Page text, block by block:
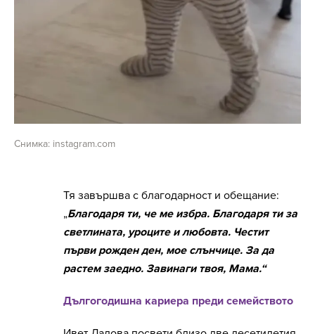
Снимка: instagram.com
Тя завършва с благодарност и обещание:
„Благодаря ти, че ме избра. Благодаря ти за
светлината, уроците и любовта. Честит
първи рожден ден, мое слънчице. За да
растем заедно. Завинаги твоя, Мама.“
Дългогодишна кариера преди семейството